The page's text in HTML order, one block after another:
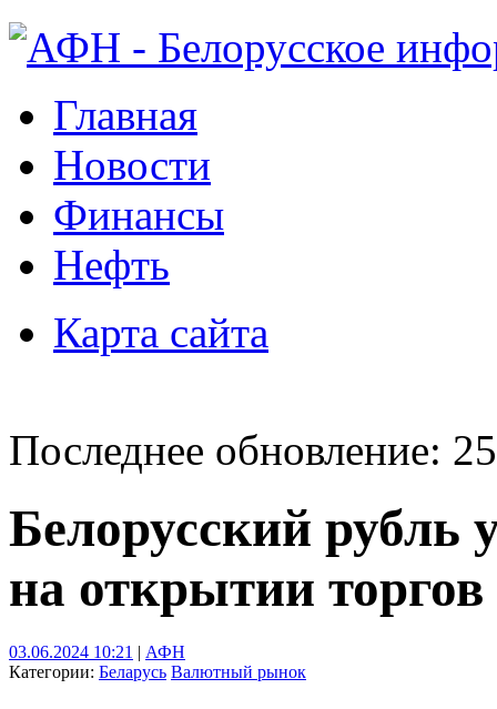
Главная
Новости
Финансы
Нефть
Карта сайта
Последнее обновление:
Белорусский рубль
на открытии
03.06.2024 10:21 | АФН
Категории: Беларусь Валютный рынок